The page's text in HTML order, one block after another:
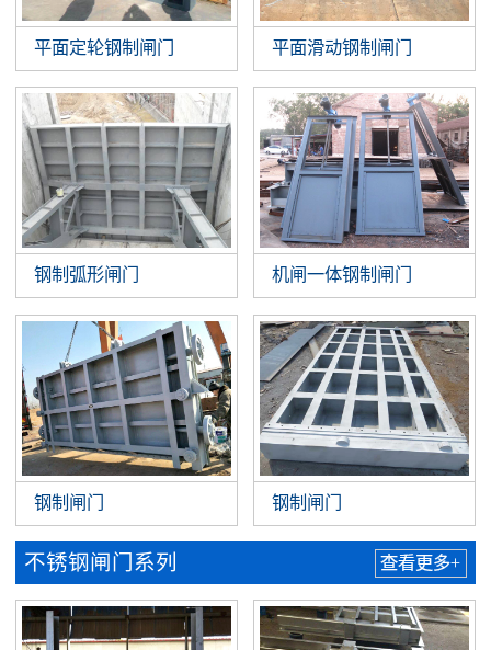
平面定轮钢制闸门 平面滑动钢制闸门
钢制弧形闸门 机闸一体钢制闸门
钢制闸门 钢制闸门
不锈钢闸门系列 查看更多+